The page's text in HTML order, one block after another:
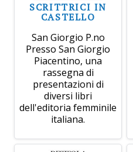
SCRITTRICI IN
CASTELLO
San Giorgio P.no
Presso San Giorgio
Piacentino, una
rassegna di
presentazioni di
diversi libri
dell'editoria femminile
italiana.